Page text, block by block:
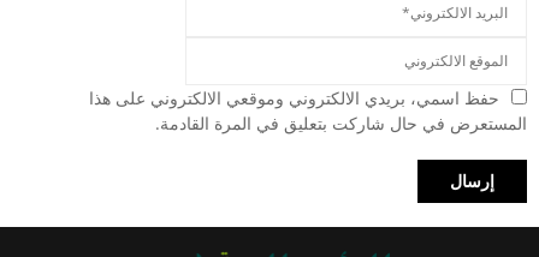
حفظ اسمي، بريدي الالكتروني وموقعي الالكتروني على هذا
المستعرض في حال شاركت بتعليق في المرة القادمة.